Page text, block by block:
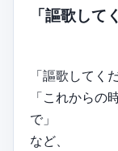
「謳歌して
「謳歌してく
「これからの
で」
など、